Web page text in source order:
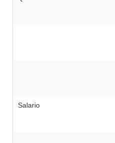
Salario